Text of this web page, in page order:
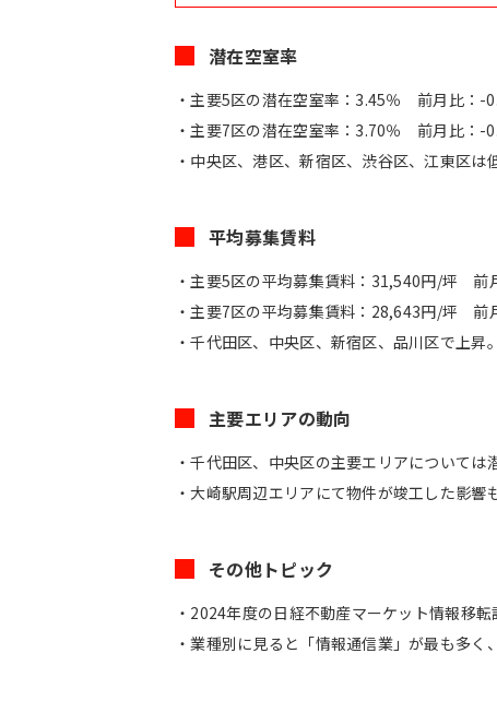
潜在空室率
・主要5区の潜在空室率：3.45％ 前月比：-
・主要7区の潜在空室率：3.70％ 前月比：-
・中央区、港区、新宿区、渋谷区、江東区は
平均募集賃料
・主要5区の平均募集賃料：31,540円/坪 前
・主要7区の平均募集賃料：28,643円/坪 前
・千代田区、中央区、新宿区、品川区で上昇
主要エリアの動向
・千代田区、中央区の主要エリアについては
・大崎駅周辺エリアにて物件が竣工した影
その他トピック
・2024年度の日経不動産マーケット情報移
・業種別に見ると「情報通信業」が最も多
除
さ